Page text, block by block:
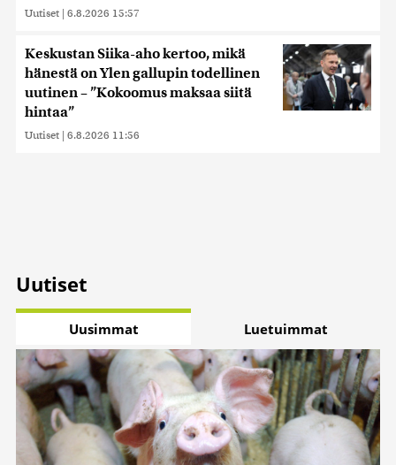
Uutiset | 6.8.2026 15:57
Keskustan Siika-aho kertoo, mikä
hänestä on Ylen gallupin todellinen
uutinen – ”Kokoomus maksaa siitä
hintaa”
Uutiset | 6.8.2026 11:56
Uutiset
Uusimmat Luetuimmat